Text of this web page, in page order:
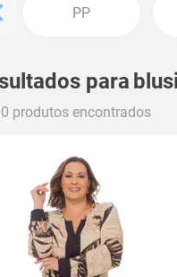
PP
para
produtos encontrados